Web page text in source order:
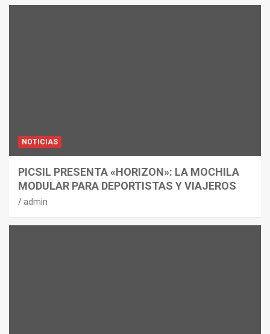
NOTICIAS
PICSIL PRESENTA «HORIZON»: LA MOCHILA
MODULAR PARA DEPORTISTAS Y VIAJEROS
admin